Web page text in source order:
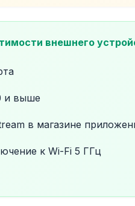
внешнего
и выше
в магазине
к Wi-Fi 5 ГГц